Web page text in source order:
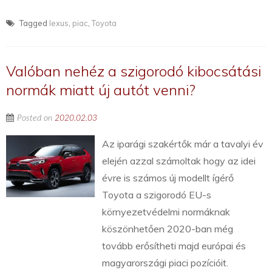
Tagged lexus piac ,Toyota
Valóban nehéz a szigorodó kibocsátási
normák miatt új autót venni?
Posted on 2020.02.03
Az iparági szakértők már a tavalyi év
elején azzal számoltak hogy az idei
évre is számos új modellt ígérő
Toyota a szigorodó EU-s
környezetvédelmi normáknak
köszönhetően 2020-ban még
tovább erősítheti majd európai és
magyarországi piaci pozícióit.